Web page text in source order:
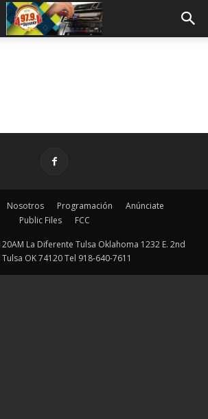
Nosotros Programación
Anúnciate
Public Files
FCC
La Diferente Tulsa Oklahoma 1232 E. 2nd
Tulsa OK 74120 Tel 918-640-7611